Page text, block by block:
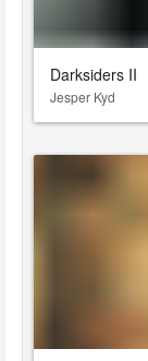
Darksiders II
Jesper Kyd